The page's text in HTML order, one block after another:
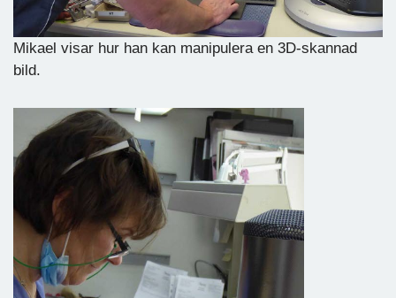
Mikael visar hur han kan manipulera en 3D-skannad
bild.